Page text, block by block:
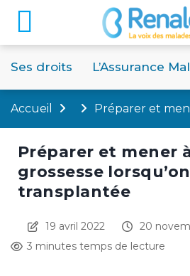
Ses droits L’Assurance
Accueil Préparer et
Préparer et mener
grossesse
transplantée
19 avril 2022 20
3 minutes temps de lecture